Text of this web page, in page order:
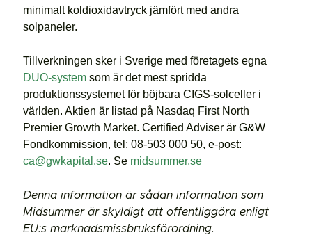
minimalt koldioxidavtryck jämfört med andra
solpaneler.
Tillverkningen sker i Sverige med företagets egna
DUO-systemsom är det mest spridda
produktionssystemet för böjbara CIGS-solceller i
världen. Aktien är listad på Nasdaq First North
Premier Growth Market. Certified Adviser är G&W
Fondkommission, tel: 08-503 000 50, e-post:
ca@gwkapital.se. Se midsummer.se
Denna information är sådan information som
Midsummer är skyldigt att offentliggöra enligt
EU:s marknadsmissbruksförordning.